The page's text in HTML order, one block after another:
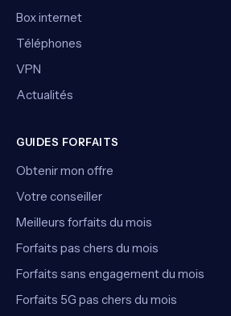
Box internet
Téléphones
VPN
Actualités
GUIDES FORFAITS
Obtenir mon offre
Votre conseiller
Meilleurs forfaits du mois
Forfaits pas chers du mois
Forfaits sans engagement du mois
Forfaits 5G pas chers du mois